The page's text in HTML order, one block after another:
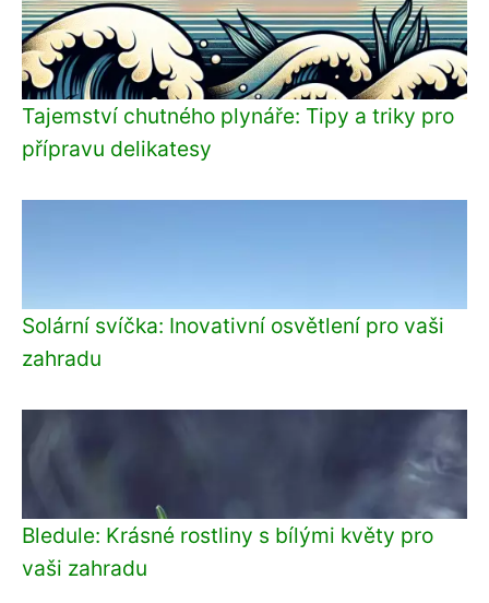
Tajemství chutného plynáře: Tipy a triky pro
přípravu delikatesy
Solární svíčka: Inovativní osvětlení pro vaši
zahradu
Bledule: Krásné rostliny s bílými květy pro
vaši zahradu